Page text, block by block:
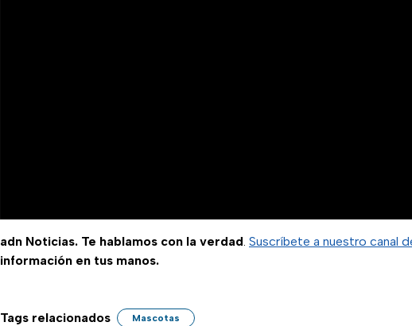
adn Noticias. Te hablamos con la verdad Suscríbete a nuestro canal
información en tus manos.
Tags relacionados Mascotas